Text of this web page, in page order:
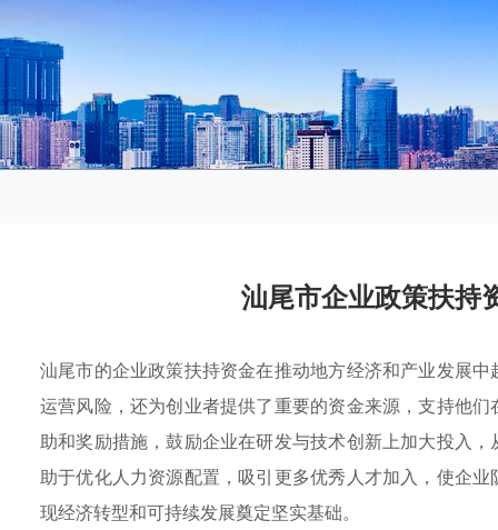
汕尾市企业政策扶持
汕尾市的企业政策扶持资金在推动地方经济和产业发展
运营风险，还为创业者提供了重要的资金来源，支持他
助和奖励措施，鼓励企业在研发与技术创新上加大投入
助于优化人力资源配置，吸引更多优秀人才加入，使企
现经济转型和可持续发展奠定坚实基础。